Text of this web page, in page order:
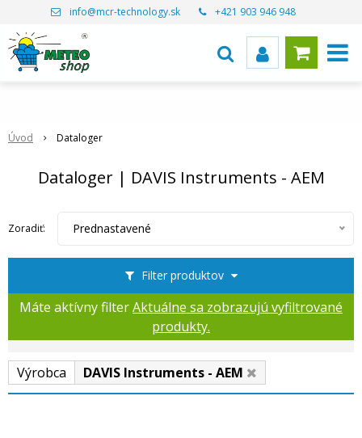
info@mcr-technology.sk +421 903 946 948
Úvod Dataloger
Dataloger | DAVIS Instruments - AEM
Filter produktov
Zoradiť: Prednastavené
Máte aktívny filterAktuálne sa zobrazujú vyfiltrované
produkty.
Výrobca DAVIS Instruments - AEM